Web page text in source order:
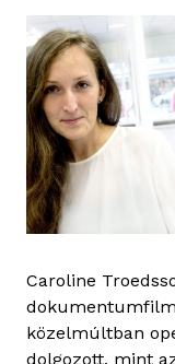
Caroline
közelmúltban
dolgozott, mint